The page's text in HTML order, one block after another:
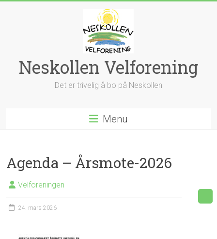
Neskollen Velforening
Det er trivelig å bo på Neskollen
Menu
Agenda – Årsmote-2026
Velforeningen
24. mars 2026